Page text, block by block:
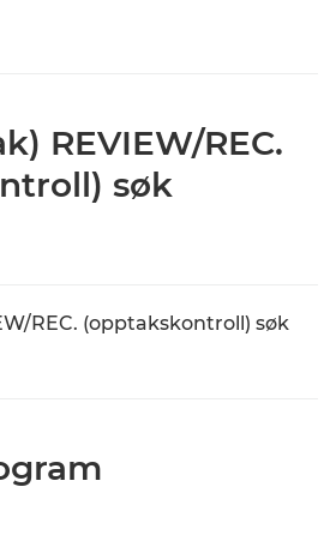
REVIEW/REC.
søk
REC. (opptakskontroll) søk